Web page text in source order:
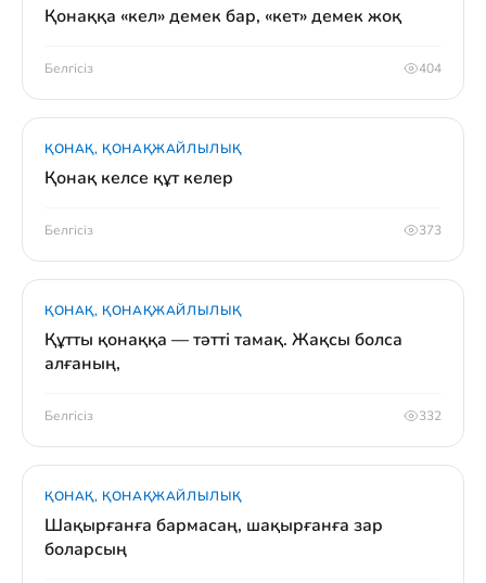
Қонаққа «кел» демек бар, «кет» демек жоқ
Белгісіз 404
ҚОНАҚ, ҚОНАҚЖАЙЛЫЛЫҚ
Қонақ келсе құт келер
Белгісіз 373
ҚОНАҚ, ҚОНАҚЖАЙЛЫЛЫҚ
Құтты қонаққа — тәтті тамақ. Жақсы болса
алғаның,
Белгісіз 332
ҚОНАҚ, ҚОНАҚЖАЙЛЫЛЫҚ
Шақырғанға бармасаң, шақырғанға зар
боларсың